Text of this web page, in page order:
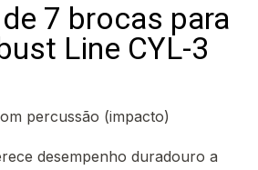
7 brocas para
Line CYL-3
percussão (impacto)
desempenho duradouro a